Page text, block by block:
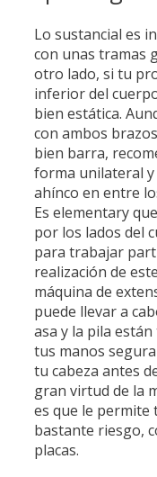
Lo sustancial es
con unas tramas
otro lado, si tu
inferior del
bien estática.
con ambos
bien barra,
forma unilateral
ahínco en entre
Es elementary
por los lados del
para trabajar
realización de
máquina de
puede llevar a
asa y la pila
tus manos
tu cabeza antes
gran virtud de la
es que le permite
bastante riesgo,
placas.